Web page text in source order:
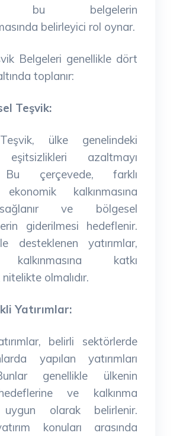
bu belgelerin
belirleyici rol oynar.
Belgeleri genellikle dört
toplanır:
Teşvik:
ülke genelindeki
eşitsizlikleri azaltmayı
Bu çerçevede, farklı
kalkınmasına
ve bölgesel
giderilmesi hedeflenir.
desteklenen yatırımlar,
katkı
olmalıdır.
Yatırımlar:
belirli sektörlerde
yapılan yatırımları
genellikle ülkenin
ve kalkınma
uygun olarak belirlenir.
konuları arasında